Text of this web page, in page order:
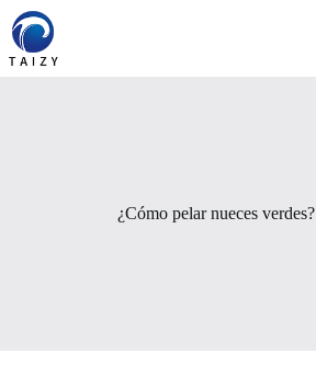
Saltar
contenido
¿Cómo pelar nueces verdes?